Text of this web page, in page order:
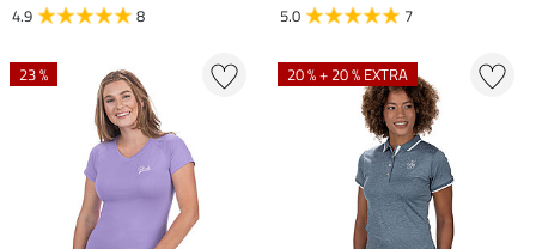
4.9
8
5.0
7
23 % 20 % + 20 % EXTRA